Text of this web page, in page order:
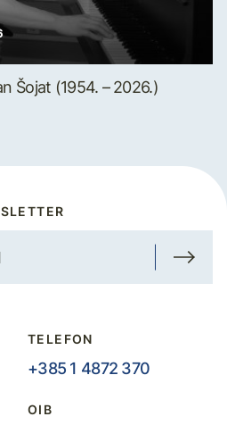
Šojat (1954. – 2026.)
TELEFON
+385 1 4872 370
OIB